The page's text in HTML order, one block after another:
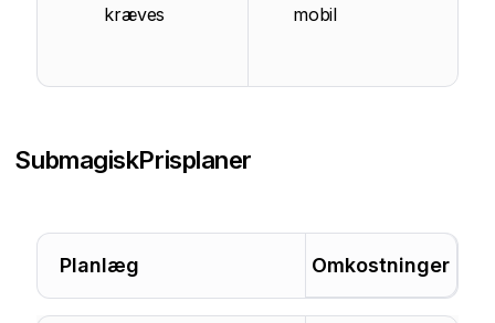
kræves
mobil
SubmagiskPrisplaner
Planlæg Omkostninger